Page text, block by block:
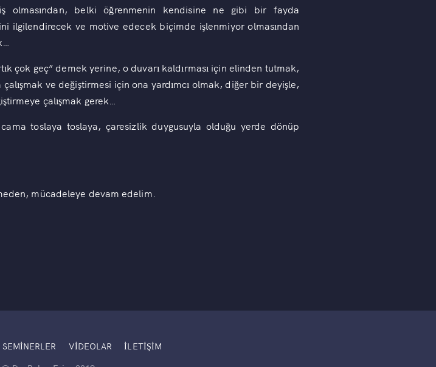
olmasından, belki öğrenmenin kendisine ne gibi bir fayda
ilgilendirecek ve motive edecek biçimde işlenmiyor olmasından
çok geç” demek yerine, o duvarı kaldırması için elinden tutmak,
ve değiştirmesi için ona yardımcı olmak, diğer bir deyişle,
çalışmak gerek…
toslaya toslaya, çaresizlik duygusuyla olduğu yerde dönüp
mücadeleye devam edelim.
SEMINERLER VIDEOLAR
İLETIŞIM